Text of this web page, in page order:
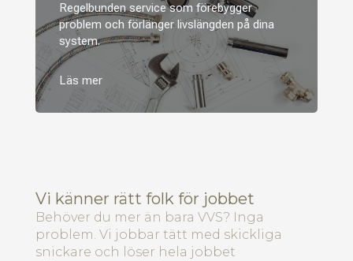
Regelbunden service som förebygger
problem och förlänger livslängden på dina
system.
Vi känner rätt folk för jobbet
Behöver du mer än bara VVS? Inga
problem. Vi jobbar tätt med skickliga
snickare och löser hela jobbet